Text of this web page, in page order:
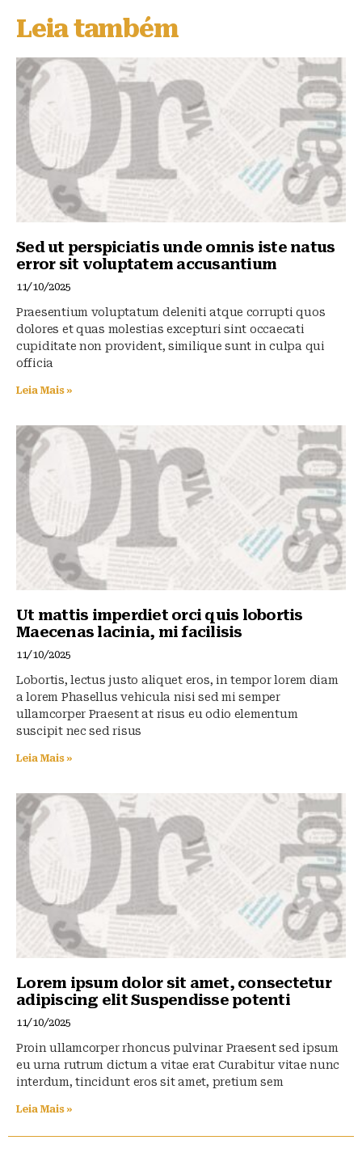
s
k
y
e
b
o
o
k
s
A
p
Leia também
Sed ut perspiciatis unde omnis iste natus
error sit voluptatem accusantium
11/10/2025
Praesentium voluptatum deleniti atque corrupti quos
dolores et quas molestias excepturi sint occaecati
cupiditate non provident, similique sunt in culpa qui
officia
Leia Mais »
Ut mattis imperdiet orci quis lobortis
Maecenas lacinia, mi facilisis
11/10/2025
Lobortis, lectus justo aliquet eros, in tempor lorem diam
a lorem Phasellus vehicula nisi sed mi semper
ullamcorper Praesent at risus eu odio elementum
suscipit nec sed risus
Leia Mais »
Lorem ipsum dolor sit amet, consectetur
adipiscing elit Suspendisse potenti
11/10/2025
Proin ullamcorper rhoncus pulvinar Praesent sed ipsum
eu urna rutrum dictum a vitae erat Curabitur vitae nunc
interdum, tincidunt eros sit amet, pretium sem
Leia Mais »